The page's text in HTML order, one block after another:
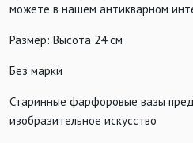
можете в нашем антикварном
Размер: Высота 24 см
Без марки
Старинные фарфоровые вазы
изобразительное искусство